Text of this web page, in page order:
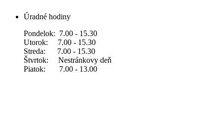
Úradné hodiny
Pondelok: 7.00 - 15.30
Utorok: 7.00 - 15.30
Streda: 7.00 - 15.30
Štvrtok: Nestránkovy deň
Piatok: 7.00 - 13.00